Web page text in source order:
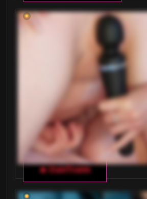
🔥 DablTrable